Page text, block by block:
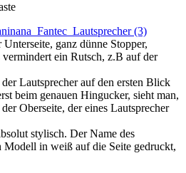
ganz dünne Stopper,
vermindert ein Rutsch, z.B auf der
Lautsprecher auf den ersten Blick
beim genauen Hingucker, sieht man,
Oberseite, der eines Lautsprecher
stylisch. Der Name des
Modell in weiß auf die Seite gedruckt,